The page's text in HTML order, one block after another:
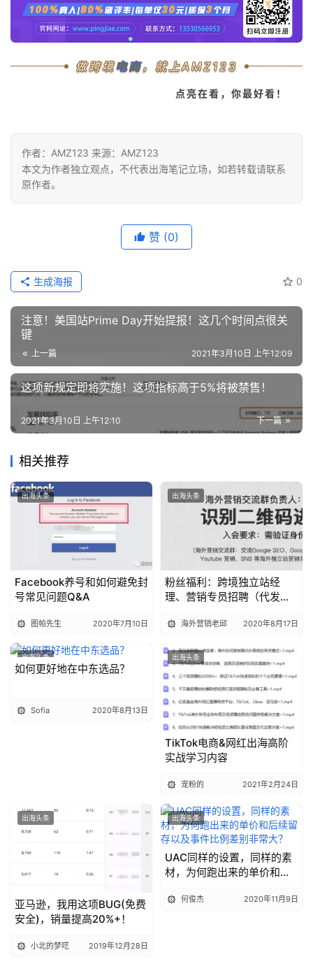
做跨境电商，就上AMZ123
点亮在看，你最好看！
作者：AMZ123 来源：AMZ123
本文为作者独立观点，不代表出海笔记立场，如若转载请联系
原作者。
赞 (0)
0
生成海报
注意！美国站Prime Day开始提报！这几个时间点很关
键
上一篇 2021年3月10日 上午12:09
这项新规定即将实施！这项指标高于5%将被禁售！
下一篇
2021年3月10日 上午12:10
相关推荐
出海头条
Facebook养号和如何避免封
号常见问题Q&A
图帕先生 2020年7月10日
出海头条
粉丝福利：跨境独立站经
理、营销专员招聘（代发
海外营销老邱 2020年8月17日
出海头条
如何更好地在中东选品？
Sofia 2020年8月13日
出海头条
TikTok电商&网红出海高阶
实战学习内容
宠粉的 2021年2月24日
出海头条
亚马逊，我用这项BUG(免费
安全)，销量提高20%+！
小北的梦呓 2019年12月28日
出海头条
UAC同样的设置，同样的素
材，为何跑出来的单价和后
常大？
何俊杰 2020年11月9日